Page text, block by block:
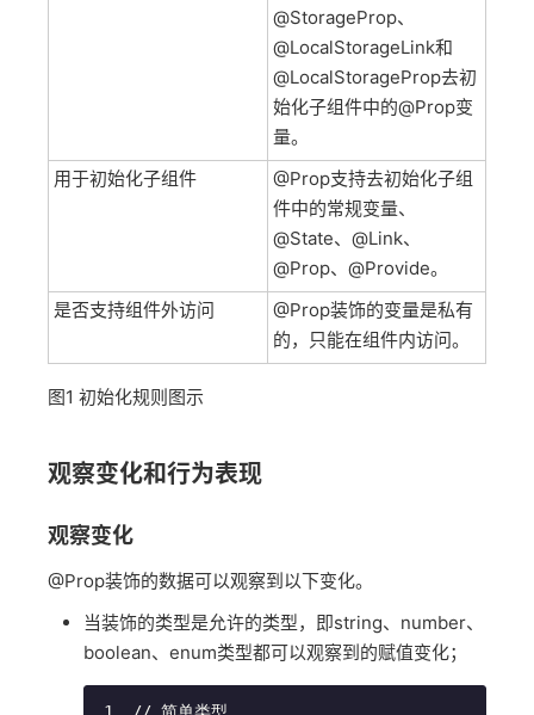
@StorageProp、
@LocalStorageLink和
@LocalStorageProp去初
始化子组件中的@Prop变
量。
用于初始化子组件
@Prop支持去初始化子组
件中的常规变量、
@State、@Link、
@Prop、@Provide。
是否支持组件外访问
@Prop装饰的变量是私有
的，只能在组件内访问。
图1 初始化规则图示
观察变化和行为表现
观察变化
@Prop装饰的数据可以观察到以下变化。
当装饰的类型是允许的类型，即string、number、
boolean、enum类型都可以观察到的赋值变化；